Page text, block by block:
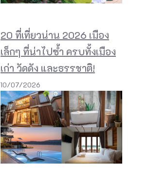
20 ที่เที่ยวน่าน 2026 เมือง
เล็กๆ ที่น่าไปซ้ำ ครบทั้งเมือง
เก่า วัดดัง และธรรชาติ!
10/07/2026